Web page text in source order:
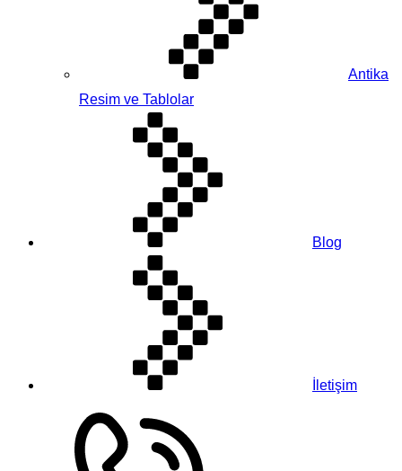
Antika
Resim ve Tablolar
Blog
İletişim